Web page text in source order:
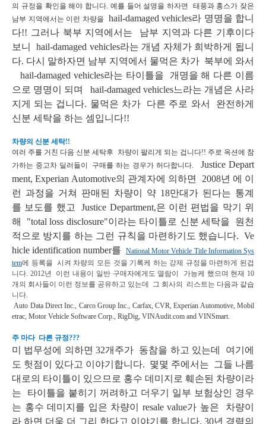
의 규정을 확인을 해야 합니다. 예를 들어 설명을 하자면 태풍과 홍스가 잦은
남부 지역에서는 이런 차량을
hail-damaged vehicles라 명명을 합니
다!! 그러나 북부 지역에서는 남부 지역과 다른 기후이다
보니
hail-damaged vehicles라는 개념 자체가 희박하게 됩니
다. 다시 말하자면 남부 지역에서 물먹은 차가 북부에 와서
hail-damaged vehicles라는 타이틀을 개명을 해 다른 이름
으로 명명이 되며
hail-damaged vehicles느라는 개념은 사라
지게 되는 겁니다. 물먹은 차가 다른 주로 와서 완전하게
신분 세탁을 하는 셈입니다!!
차량의 신분 세탁!!
여러 주를 거친 다음 신분 세탁후 차량이 팔리게 되는 겁니다!! 주로 옥션에 참
가하는 중고차 딜러들이 구매를 하는 경우가 허다합니다.
Justice Depart
ment,Experian Automotive의 관계자에 의하면 2008년 에 이
런 과정을 거쳐 판매된 차량이 약 18만대가 된다는 통계
를 보도를 했고
Justice Department,은 이런 편법을 막기 위
해
"total loss disclosure"이라는 타이틀로 신분 세탁을 원천
적으로 방지를 하는 그런 규칙을 마련하기도 했습니다. Ve
hicle identification number를
National Motor Vehicle Title Information Sys
tem에 등록을 시켜 차량의 모든 것을 기록케 하는 강제 규정을 마련하게 된겁
니다. 2012년 이런 내용이 일반 구매자에게도 열람이 가능케 했으며 현재 10
개의 회사들이 이런 정보를 공유하고 있는데 그 회사의 리스트는 다음과 같습
니다.
Auto Data Direct Inc., Carco Group Inc., Carfax, CVR, Experian Automotive, Mobil
etrac, Motor Vehicle Software Corp., RigDig, VINAudit.com and VINSmart.
주 마다 다른 규정???
미 법무성에 의하면 32개주가 동참을 하고 있는데 여기에
도 헛점이 있다고 이야기합니다. 몇몇 주에서는
그들 나름
대로의 타이틀이 있으므로 홍수 데미지로 훼손된 차량이라
는 타이틀을 붙히기 꺼려하고 더우기 일부 보험상인 경우
는 홍수 데미지를 입은 차량이 resale value가 높은 차량이
라 하면 더욱 더 그리 한다고 이야기를 합니다. 30년 경력의